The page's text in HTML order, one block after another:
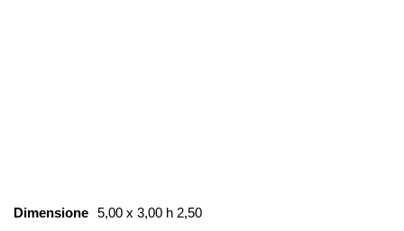
Dimensione 5,00 x 3,00 h 2,50